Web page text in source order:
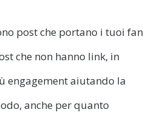
post che portano i tuoi fan
che non hanno link, in
engagement aiutando la
anche per quanto